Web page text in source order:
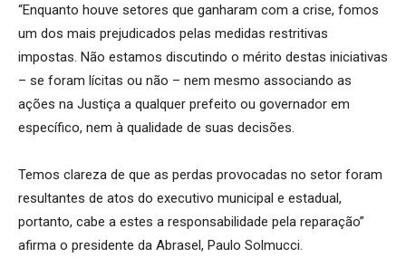
“Enquanto houve setores que ganharam com a crise, fomos
um dos mais prejudicados pelas medidas restritivas
impostas. Não estamos discutindo o mérito destas iniciativas
– se foram lícitas ou não – nem mesmo associando as
ações na Justiça a qualquer prefeito ou governador em
específico, nem à qualidade de suas decisões.
Temos clareza de que as perdas provocadas no setor foram
resultantes de atos do executivo municipal e estadual,
portanto, cabe a estes a responsabilidade pela reparação”
afirma o presidente da Abrasel, Paulo Solmucci.